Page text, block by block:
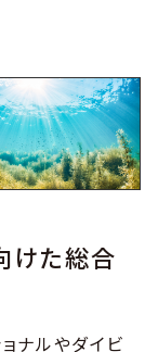
けた総合
ナルやダイビ